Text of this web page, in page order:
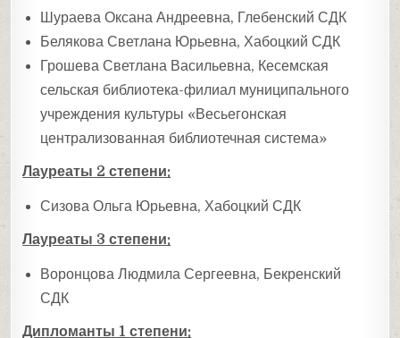
Шураева Оксана Андреевна, Глебенский СДК
Белякова Светлана Юрьевна, Хабоцкий СДК
Грошева Светлана Васильевна, Кесемская
сельская библиотека-филиал муниципального
учреждения культуры «Весьегонская
централизованная библиотечная система»
Лауреаты 2 степени:
Сизова Ольга Юрьевна, Хабоцкий СДК
Лауреаты 3 степени:
Воронцова Людмила Сергеевна, Бекренский
СДК
Дипломанты 1 степени: